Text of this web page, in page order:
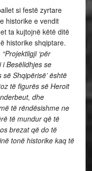
si festë zyrtare
historike e vendit
ta kujtojnë këtë ditë
historike shqiptare.
“Projektligji ‘për
Besëlidhjes se
Shqipërisë’ është
të figurës së Heroit
dhe
të rëndësishme ne
të mundur që të
brezat që do të
tonë historike kaq të